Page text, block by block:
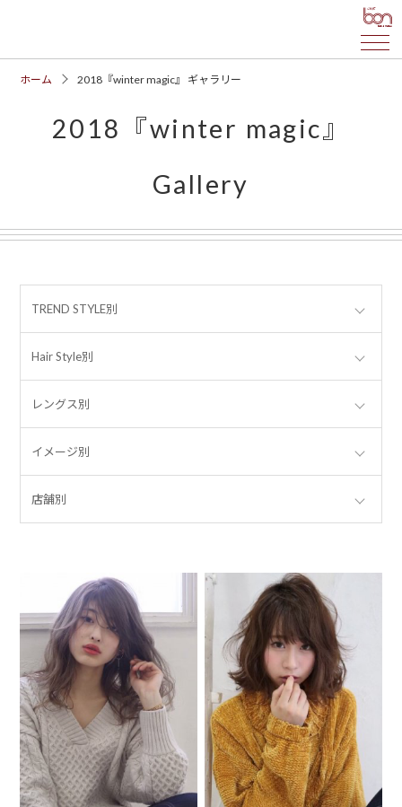
ホーム 2018『winter magic』 ギャラリー
2018『winter magic』
Gallery
TREND STYLE別
Hair Style別
レングス別
イメージ別
店舗別